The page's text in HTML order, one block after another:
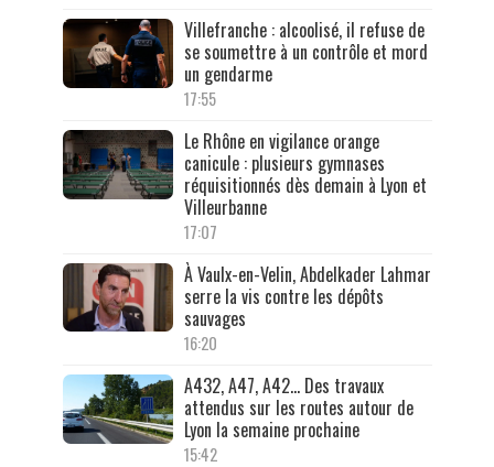
Villefranche : alcoolisé, il refuse de
se soumettre à un contrôle et mord
un gendarme
17:55
Le Rhône en vigilance orange
canicule : plusieurs gymnases
réquisitionnés dès demain à Lyon et
Villeurbanne
17:07
À Vaulx-en-Velin, Abdelkader Lahmar
serre la vis contre les dépôts
sauvages
16:20
A432, A47, A42… Des travaux
attendus sur les routes autour de
Lyon la semaine prochaine
15:42